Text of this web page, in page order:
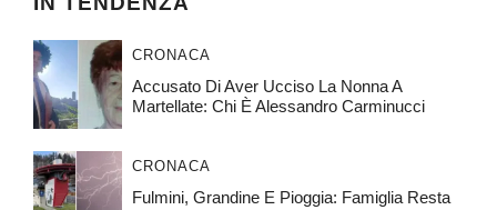
CRONACA
Accusato Di Aver Ucciso La Nonna A
Martellate: Chi È Alessandro Carminucci
CRONACA
Fulmini, Grandine E Pioggia: Famiglia Resta